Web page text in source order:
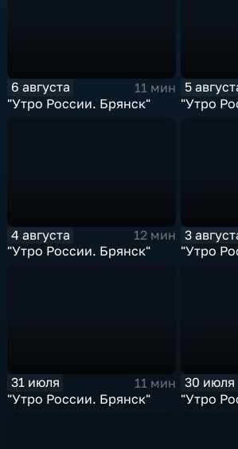
6 августа
11 мин
"Утро России. Брянск"
5
"Утро
4 августа
12 мин
"Утро России. Брянск"
3
"Утро
31 июля
11 мин
"Утро России. Брянск"
30 июля
"Утро